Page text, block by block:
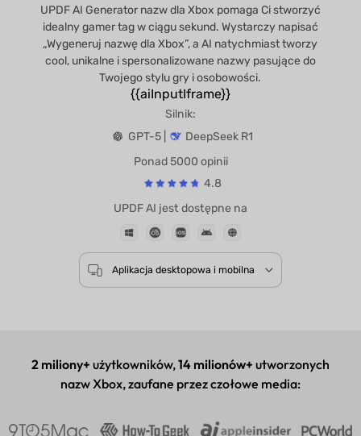
UPDF AI Generator nazw dla Xbox pomaga Ci stworzyć
idealny gamer tag w ciągu sekund. Wystarczy napisać
„Wygeneruj nazwę dla Xbox”, a AI natychmiast tworzy
cool, unikalne i spersonalizowane nazwy pasujące do
Twojego stylu gry i osobowości.
{{aiInputIframe}}
Silnik:
GPT-5 |
Ponad 5000 opinii
4.8
UPDF AI jest dostępne na
2 miliony+ użytkowników,14 milionów+ utworzonych
nazw Xbox, zaufane przez czołowe media: